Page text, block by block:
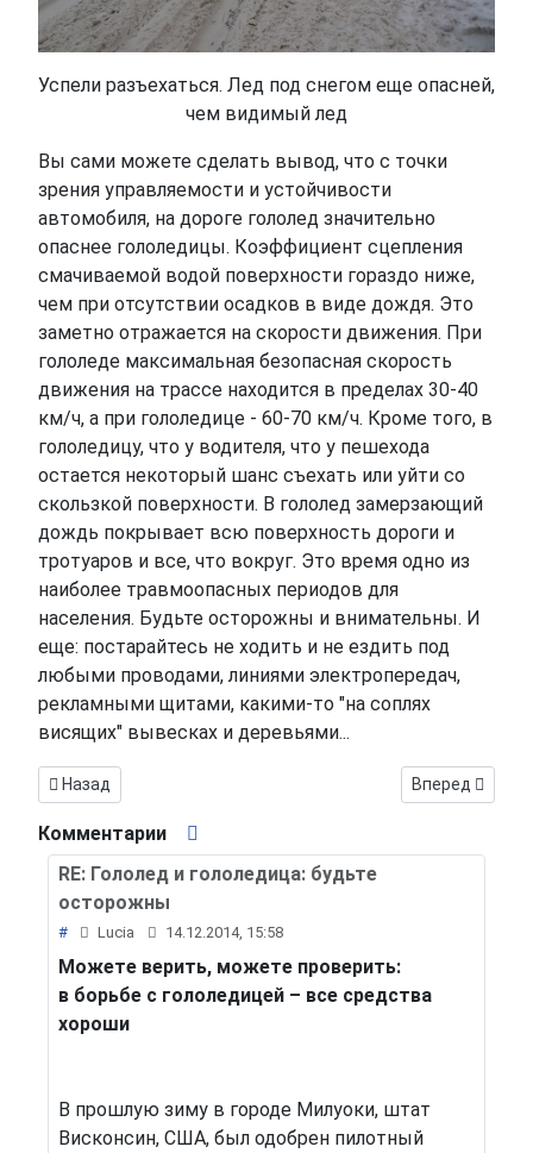
Успели разъехаться. Лед под снегом еще опасней,
чем видимый лед
Вы сами можете сделать вывод, что с точки
зрения управляемости и устойчивости
автомобиля, на дороге гололед значительно
опаснее гололедицы. Коэффициент сцепления
смачиваемой водой поверхности гораздо ниже,
чем при отсутствии осадков в виде дождя. Это
заметно отражается на скорости движения. При
гололеде максимальная безопасная скорость
движения на трассе находится в пределах 30-40
км/ч, а при гололедице - 60-70 км/ч. Кроме того, в
гололедицу, что у водителя, что у пешехода
остается некоторый шанс съехать или уйти со
скользкой поверхности. В гололед замерзающий
дождь покрывает всю поверхность дороги и
тротуаров и все, что вокруг. Это время одно из
наиболее травмоопасных периодов для
населения. Будьте осторожны и внимательны. И
еще: постарайтесь не ходить и не ездить под
любыми проводами, линиями электропередач,
рекламными щитами, какими-то "на соплях
висящих" вывесках и деревьями...
Предыдущий: Немного о тумане
Назад Следующий:
Вперед
Комментарии
RE: Гололед и гололедица: будьте
осторожны
# Lucia 14.12.2014, 15:58
Можете верить, можете проверить:
в борьбе с гололедицей – все средства
хороши
В прошлую зиму в городе Милуоки, штат
Висконсин, США, был одобрен пилотный